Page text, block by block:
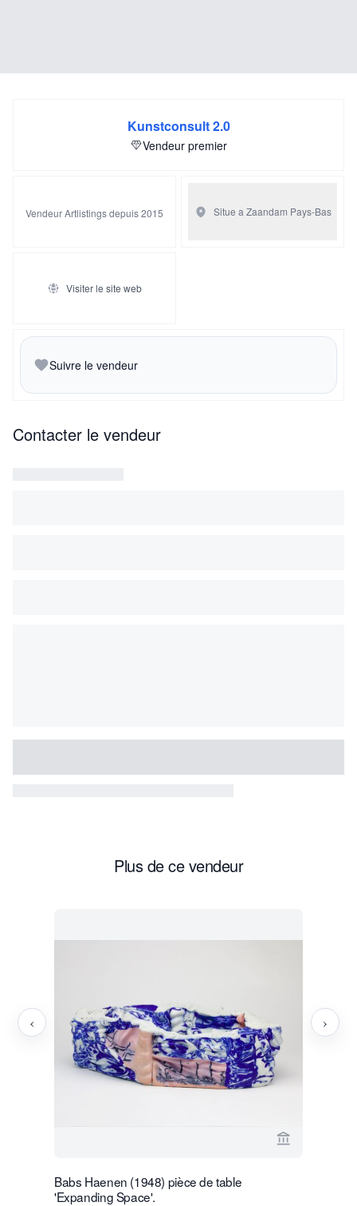
Kunstconsult 2.0
Vendeur premier
Vendeur Artlistings depuis 2015 Situe a Zaandam Pays-Bas
Visiter le site web
Suivre le vendeur
Contacter le vendeur
Plus de ce vendeur
Voir la page
Babs Haenen (1948) pièce de table
'Expanding Space'.
‹ ›